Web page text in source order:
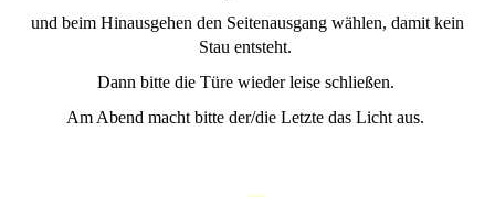
und beim Hinausgehen den Seitenausgang wählen, damit kein
Stau entsteht.
Dann bitte die Türe wieder leise schließen.
Am Abend macht bitte der/die Letzte das Licht aus.